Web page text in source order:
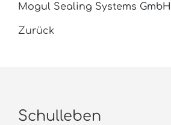
Mogul Sealing Systems GmbH
Zurück
Schulleben